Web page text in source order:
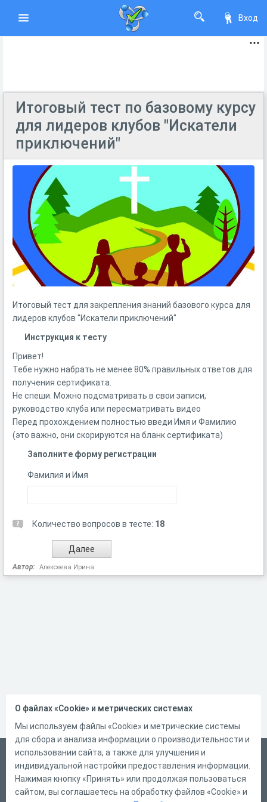
Вход
Итоговый тест по базовому курсу
для лидеров клубов "Искатели
приключений"
Итоговый тест для закрепления знаний базового курса для
лидеров клубов "Искатели приключений"
Инструкция к тесту
Привет!
Тебе нужно набрать не менее 80% правильных ответов для
получения сертификата.
Не спеши. Можно подсматривать в свои записи,
руководство клуба или пересматривать видео
Перед прохождением полностью введи Имя и Фамилию
(это важно, они скорируются на бланк сертификата)
Заполните форму регистрации
Фамилия и Имя
Количество вопросов в тесте: 18
Автор: Алексеева Ирина
Русский
Справка
Форма обратной связи
О файлах «Cookie» и метрических системах
Мы используем файлы «Cookie» и метрические системы
для сбора и анализа информации о производительности и
использовании сайта, а также для улучшения и
индивидуальной настройки предоставления информации.
Нажимая кнопку «Принять» или продолжая пользоваться
сайтом, вы соглашаетесь на обработку файлов «Cookie» и